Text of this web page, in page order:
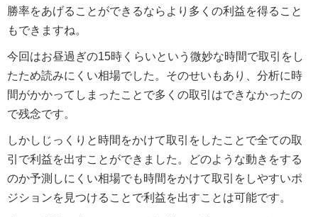
勝率をあげることができるならより多くの利益を得ること
もできますね。
今回はお昼過ぎの15時くらいという微妙な時間で取引をし
たため読みにくい相場でした。そのせいもあり、分析に時
間がかかってしまったことで多くの取引はできなかったの
で残念です。
しかしじっくりと時間をかけて取引をしたことで全ての取
引で利益を出すことができました。どのような動きをする
のか予測しにくい相場でも時間をかけて取引をしやすいポ
ジションを見つけることで利益を出すことは可能です。